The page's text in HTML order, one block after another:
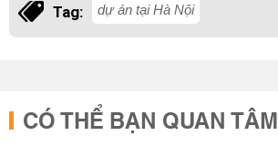
Tag: dự án tại Hà Nội
CÓ THỂ BẠN QUAN TÂM